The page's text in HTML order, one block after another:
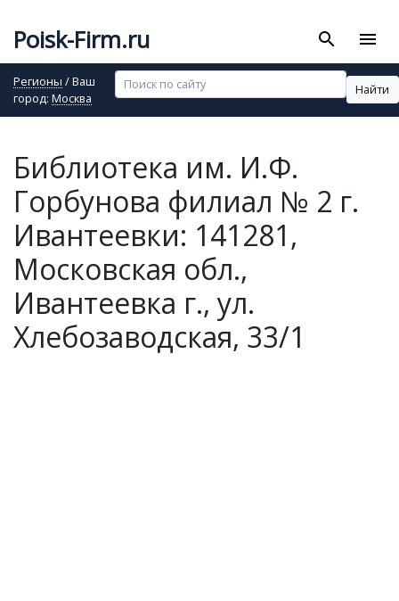
Poisk-Firm.ru search menu
Регионы / Ваш
город: Москва
Найти
Библиотека им. И.Ф.
Горбунова филиал № 2 г.
Ивантеевки: 141281,
Московская обл.,
Ивантеевка г., ул.
Хлебозаводская, 33/1